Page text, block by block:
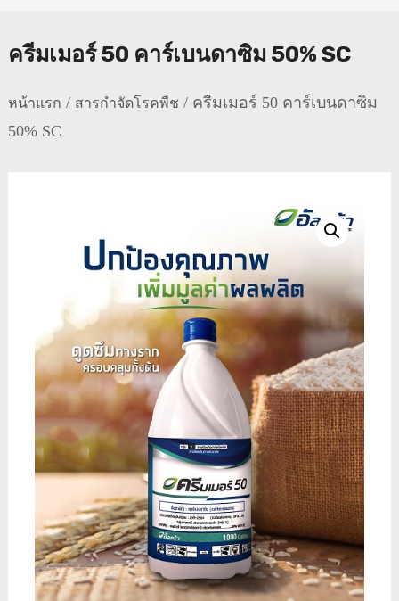
ครีมเมอร์ 50 คาร์เบนดาซิม 50% SC
หน้าแรก / สารกำจัดโรคพืช / ครีมเมอร์ 50 คาร์เบนดาซิม
50% SC